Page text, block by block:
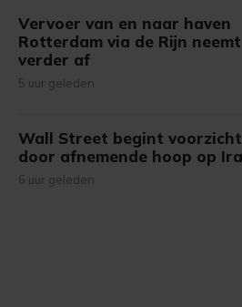
Vervoer van en naar haven
Rotterdam via de Rijn neemt
verder af
5 uur geleden
Wall Street begint
door afnemende hoop op
6 uur geleden